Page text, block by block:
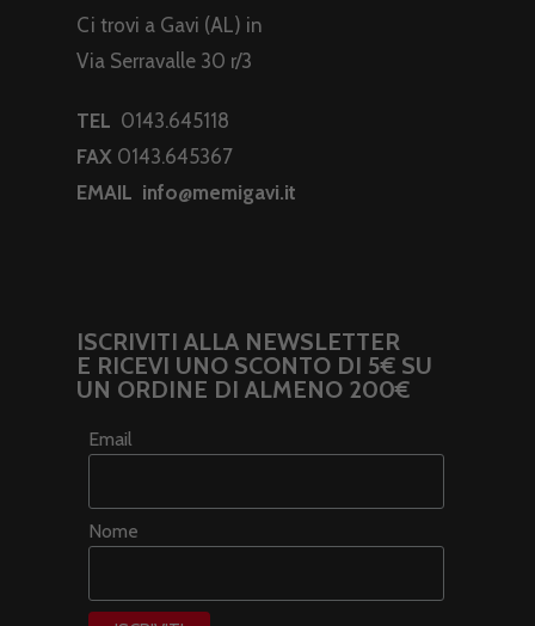
Ci trovi a Gavi (AL) in
Via Serravalle 30 r/3
TEL 0143.645118
FAX 0143.645367
EMAIL info@memigavi.it
ISCRIVITI ALLA NEWSLETTER
E RICEVI UNO SCONTO DI 5€ SU
UN ORDINE DI ALMENO 200€
Email
Nome